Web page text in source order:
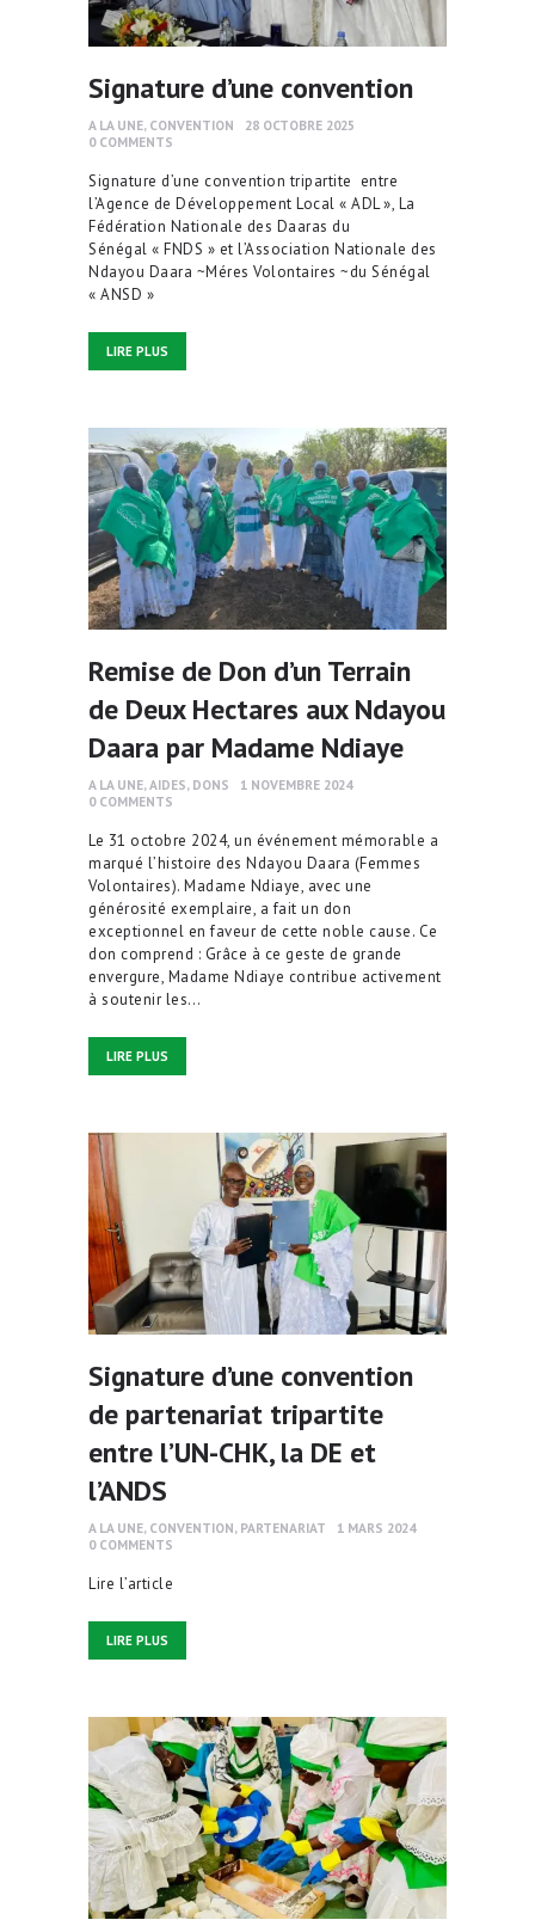
Signature d’une convention
A LA UNE, CONVENTION
28 OCTOBRE 2025
0 COMMENTS
Signature d’une convention tripartite entre
l’Agence de Développement Local « ADL », La
Fédération Nationale des Daaras du
Sénégal « FNDS » et l’Association Nationale des
Ndayou Daara ~Méres Volontaires ~du Sénégal
« ANSD »
LIRE PLUS
Remise de Don d’un Terrain
de Deux Hectares aux Ndayou
Daara par Madame Ndiaye
A LA UNE, AIDES, DONS
1 NOVEMBRE 2024
0 COMMENTS
Le 31 octobre 2024, un événement mémorable a
marqué l’histoire des Ndayou Daara (Femmes
Volontaires). Madame Ndiaye, avec une
générosité exemplaire, a fait un don
exceptionnel en faveur de cette noble cause. Ce
don comprend : Grâce à ce geste de grande
envergure, Madame Ndiaye contribue activement
à soutenir les…
LIRE PLUS
Signature d’une convention
de partenariat tripartite
entre l’UN-CHK, la DE et
l’ANDS
A LA UNE, CONVENTION, PARTENARIAT
1 MARS 2024
0 COMMENTS
Lire l’article
LIRE PLUS